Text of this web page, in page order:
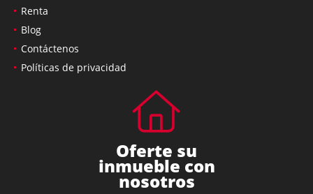
Renta
Blog
Contáctenos
Políticas de privacidad
Oferte su
inmueble con
nosotros